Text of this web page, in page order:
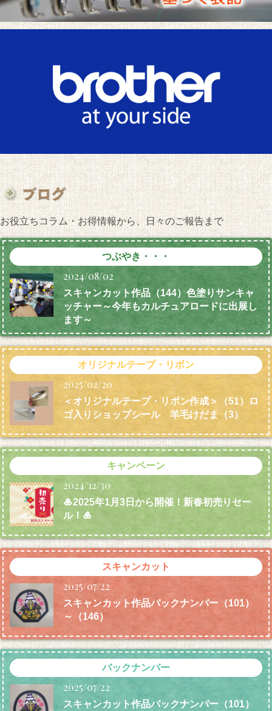
お役立ちコラム・お得情報から、日々のご報告まで
つぶやき・・・
2024/08/02
スキャンカット作品（144）色塗りサンキャ
ッチャー～今年もカルチュアロードに出展し
ます～
オリジナルテープ・リボン
2025/02/20
＜オリジナルテープ・リボン作成＞（51）ロ
ゴ入りショップシール 羊毛けだま （3）
キャンペーン
2024/12/30
🎍2025年1月3日から開催！新春初売りセー
ル！🎍
スキャンカット
2025/07/22
スキャンカット作品バックナンバー（101）
～（146）
バックナンバー
2025/07/22
スキャンカット作品バックナンバー（101）